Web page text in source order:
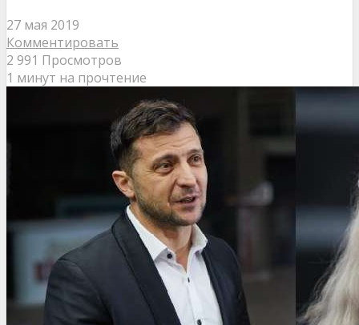
27 мая 2019
Комментировать
2 991 Просмотров
1 минут на прочтение